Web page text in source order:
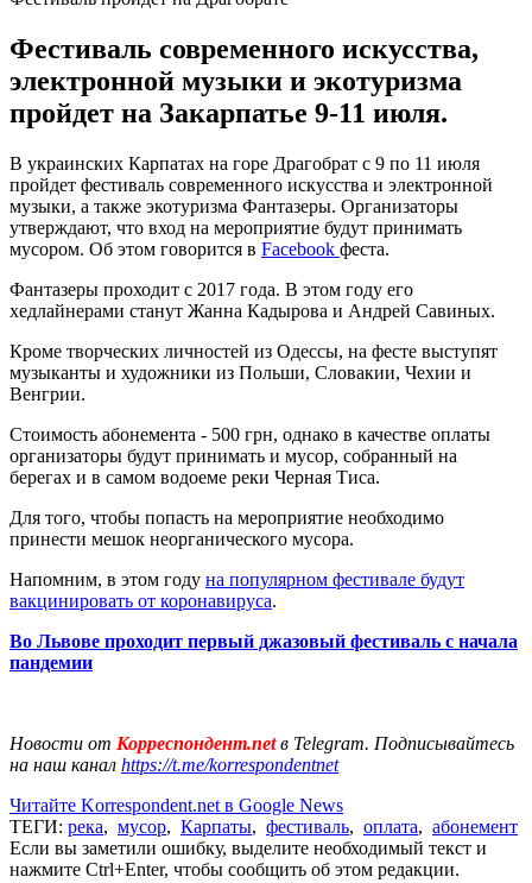
Фестиваль современного искусства,
электронной музыки и экотуризма
пройдет на Закарпатье 9-11 июля.
В украинских Карпатах на горе Драгобрат с 9 по 11 июля
пройдет фестиваль современного искусства и электронной
музыки, а также экотуризма Фантазеры. Организаторы
утверждают, что вход на мероприятие будут принимать
мусором. Об этом говорится в Facebook феста.
Фантазеры проходит с 2017 года. В этом году его
хедлайнерами станут Жанна Кадырова и Андрей Савиных.
Кроме творческих личностей из Одессы, на фесте выступят
музыканты и художники из Польши, Словакии, Чехии и
Венгрии.
Стоимость абонемента - 500 грн, однако в качестве оплаты
организаторы будут принимать и мусор, собранный на
берегах и в самом водоеме реки Черная Тиса.
Для того, чтобы попасть на мероприятие необходимо
принести мешок неорганического мусора.
Напомним, в этом году на популярном фестивале будут
вакцинировать от коронавируса.
Во Львове проходит первый джазовый фестиваль с начала
пандемии
Новости от Корреспондент.netв Telegram. Подписывайтесь
на наш канал https://t.me/korrespondentnet
Читайте Korrespondent.net в Google News
ТЕГИ: река, мусор, Карпаты, фестиваль, оплата, абонемент
Если вы заметили ошибку, выделите необходимый текст и
нажмите Ctrl+Enter, чтобы сообщить об этом редакции.